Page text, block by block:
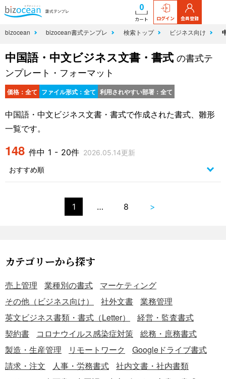
0
カート ログイン 会員登録
bizocean bizocean書式テンプレ 検索トップ ビジネス向け
中国語・中文ビジネス文書・書式 の書式テ
ンプレート・フォーマット
価格：全て ファイル形式：全て 利用されやすい部署：全て
中国語・中文ビジネス文書・書式で作成された書式、雛形
一覧です。
148 件中 1 - 20件 2026.05.14更新
1 … 8 >
カテゴリーから探す
売上管理 業種別の書式
マーケティング
その他（ビジネス向け）
社外文書
業務管理
英文ビジネス書類・書式（Letter）
経営・監査書式
契約書
コロナウイルス感染症対策
総務・庶務書式
製造・生産管理
リモートワーク
Googleドライブ書式
請求・注文
人事・労務書式
社内文書・社内書類